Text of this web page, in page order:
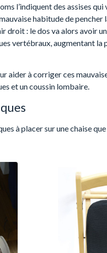
l’indiquent des assises
habitude de
droit : le dos va alors avoir
vertébraux, augmentant la
aider à corriger ces
et un coussin lombaire.
à placer sur une chaise